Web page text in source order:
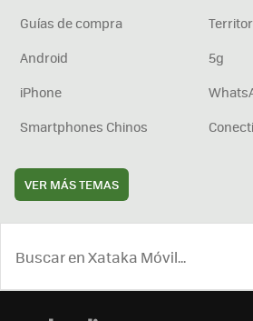
Guías de compra
Android
5g
iPhone
Smartphones Chinos
VER MÁS TEMAS